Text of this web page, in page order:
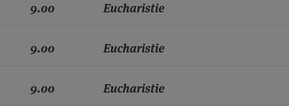
9.00 Eucharistie
9.00 Eucharistie
9.00 Eucharistie